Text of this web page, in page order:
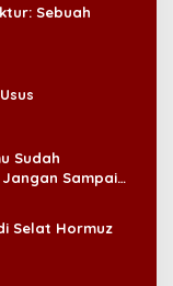
Sebuah
Sudah
Sampai
Selat Hormuz